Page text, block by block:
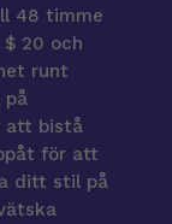
48 timme
20 och
runt
att bistå
för att
ditt stil på